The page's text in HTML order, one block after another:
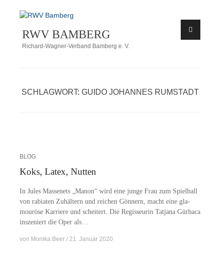
Zum
springen
RWV BAMBERG
Richard-Wagner-Verband Bamberg e. V.
SCHLAGWORT: GUIDO JOHANNES RUMSTADT
BLOG
Koks, Latex, Nutten
In Ju­les Mas­se­nets „Ma­non“ wird eine jun­ge Frau zum Spiel­ball
von ra­bia­ten Zu­häl­tern und rei­chen Gön­nern, macht eine gla­
mou­rö­se Kar­rie­re und schei­tert. Die Re­gis­seu­rin Tat­ja­na Gür­ba­ca
in­sze­niert die Oper als…
von Monika Beer 21. Januar 2020